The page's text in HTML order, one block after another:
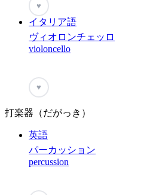
♥
イタリア語
ヴィオロンチェッロ
violoncello
♥
打楽器（だがっき）
英語
パーカッション
percussion